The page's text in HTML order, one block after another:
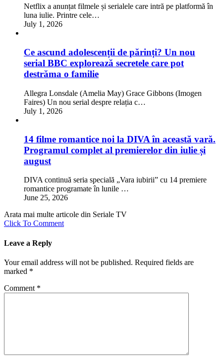
Netflix a anunțat filmele și serialele care intră pe platformă în
luna iulie. Printre cele…
July 1, 2026
Ce ascund adolescenții de părinți? Un nou
serial BBC explorează secretele care pot
destrăma o familie
Allegra Lonsdale (Amelia May) Grace Gibbons (Imogen
Faires) Un nou serial despre relația c…
July 1, 2026
14 filme romantice noi la DIVA în această vară.
Programul complet al premierelor din iulie și
august
DIVA continuă seria specială „Vara iubirii” cu 14 premiere
romantice programate în lunile …
June 25, 2026
Arata mai multe articole din Seriale TV
Click To Comment
Leave a Reply
Your email address will not be published. Required fields are
marked *
Comment *